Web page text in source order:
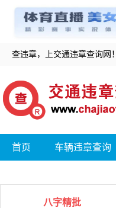
查违章，上交通违章查询网！
首页 车辆违章查询
八字精批